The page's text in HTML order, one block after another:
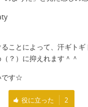
ことによって、汗ギトギ
？）に抑えれます＾＾
です☆
役に立った 2